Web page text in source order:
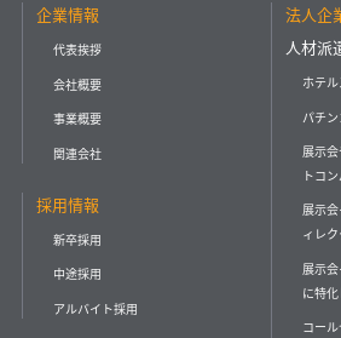
企業情報
代表挨拶
会社概要
事業概要
関連会社
採用情報
新卒採用
中途採用
アルバイト採用
法人企
人材派
ホテ
パチ
展示
トコ
展示
ィレ
展示
に特
コー